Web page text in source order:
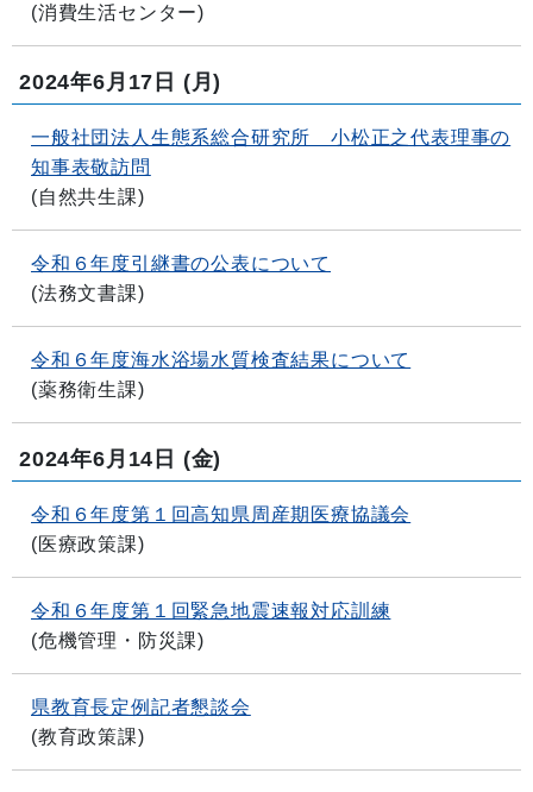
(消費生活センター)
2024年6月17日 (月)
一般社団法人生態系総合研究所 小松正之代表理事の
知事表敬訪問
(自然共生課)
令和６年度引継書の公表について
(法務文書課)
令和６年度海水浴場水質検査結果について
(薬務衛生課)
2024年6月14日 (金)
令和６年度第１回高知県周産期医療協議会
(医療政策課)
令和６年度第１回緊急地震速報対応訓練
(危機管理・防災課)
県教育長定例記者懇談会
(教育政策課)